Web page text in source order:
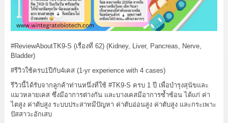
#ReviewAboutTK9-S (เรื่องที่ 62) (Kidney, Liver, Pancreas, Nerve,
Bladder)
#รีวิวใช้ครบ1ปีกับ4เคส(1-yr experience with 4 cases)
รีวิวนี้ได้รับจากลูกค้าท่านหนึ่งที่ใช้ #TK9-S ครบ 1 ปี เพื่อบำรุงสุนัขและ
แมวหลายเคส ซึ่งมีอาการต่างกัน และบางเคสมีอาการซ้ำซ้อน ได้แก่ ค่า
ไตสูง ค่าตับสูง ระบบประสาทมีปัญหา ค่าตับอ่อนสูง ค่าตับสูง และกระเพาะ
ปัสสาวะอักเสบ